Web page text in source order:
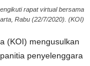
rapat virtual bersama
Rabu (22/7/2020). (KOI)
(KOI) mengusulkan
penyelenggara